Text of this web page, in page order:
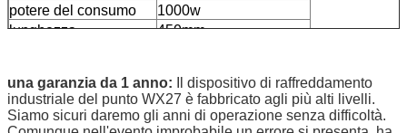
potere del consumo
1000w
lunghezza
450mm
peso
55kg
una garanzia da 1 anno:
Il dispositivo di raffreddamento
industriale del punto WX27 è fabbricato agli più alti livelli.
Siamo sicuri daremo gli anni di operazione senza difficoltà.